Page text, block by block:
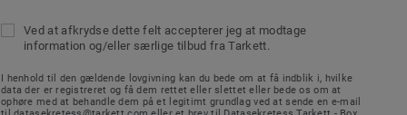
Ved at afkrydse dette felt accepterer jeg at modtage
information og/eller særlige tilbud fra Tarkett.
I henhold til den gældende lovgivning kan du bede om at få indblik i, hvilke
data der er registreret og få dem rettet eller slettet eller bede os om at
ophøre med at behandle dem på et legitimt grundlag ved at sende en e-mail